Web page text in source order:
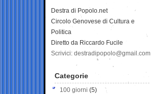
Destra di Popolo.net
Circolo Genovese di Cultura e
Politica
Diretto da Riccardo Fucile
Scrivici: destradipopolo@gmail.com
Categorie
100 giorni (5)